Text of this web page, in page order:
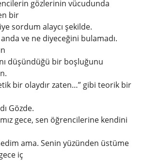
gözlerinin vücudunda
bir
sordum alaycı şekilde.
ve ne diyeceğini bulamadı.
düşündüğü bir boşluğunu
bir olaydır zaten…” gibi teorik bir
Gözde.
gece, sen öğrencilerine kendini
ama. Senin yüzünden üstüme
iç